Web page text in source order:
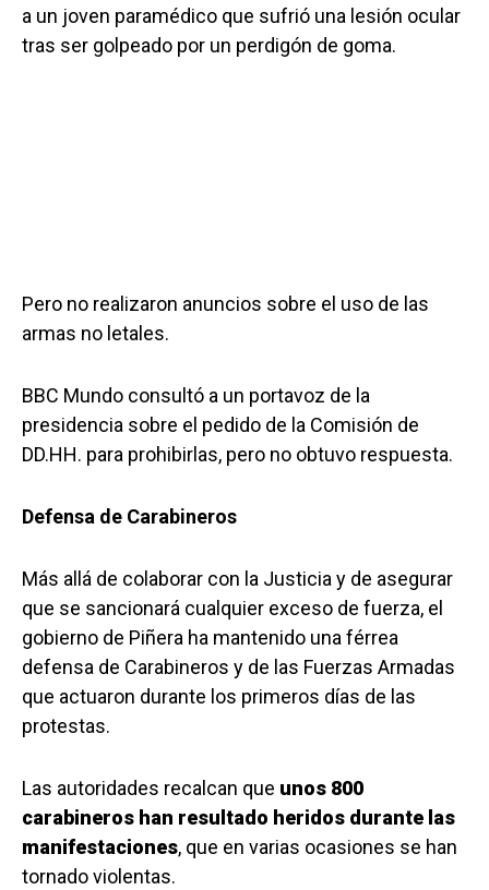
a un joven paramédico que sufrió una lesión ocular
tras ser golpeado por un perdigón de goma.
Pero no realizaron anuncios sobre el uso de las
armas no letales.
BBC Mundo consultó a un portavoz de la
presidencia sobre el pedido de la Comisión de
DD.HH. para prohibirlas, pero no obtuvo respuesta.
Defensa de Carabineros
Más allá de colaborar con la Justicia y de asegurar
que se sancionará cualquier exceso de fuerza, el
gobierno de Piñera ha mantenido una férrea
defensa de Carabineros y de las Fuerzas Armadas
que actuaron durante los primeros días de las
protestas.
Las autoridades recalcan que unos 800
carabineros han resultado heridos durante las
manifestaciones, que en varias ocasiones se han
tornado violentas.